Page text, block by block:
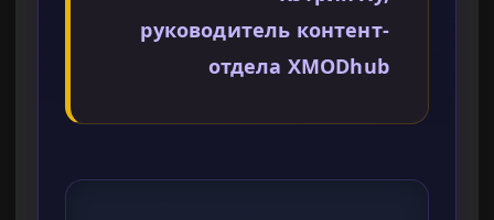
руководитель контент-
отдела XMODhub